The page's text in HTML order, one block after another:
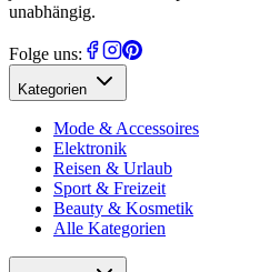
unabhängig.
Folge uns:
Kategorien
Mode & Accessoires
Elektronik
Reisen & Urlaub
Sport & Freizeit
Beauty & Kosmetik
Alle Kategorien